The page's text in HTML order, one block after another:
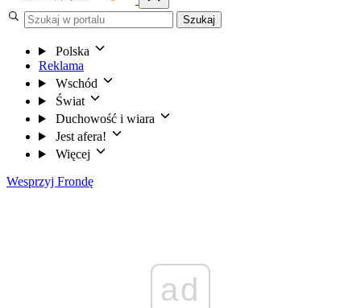
Szukaj
Polska
Reklama
Wschód
Świat
Duchowość i wiara
Jest afera!
Więcej
Wesprzyj Frondę
ad